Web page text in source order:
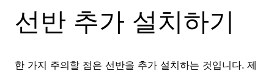
선반 추가 설치하기
한 가지 주의할 점은 선반을 추가 설치하는 것입니다. 제